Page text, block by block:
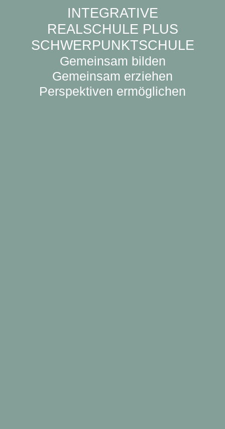
INTEGRATIVE
REALSCHULE PLUS
SCHWERPUNKTSCHULE
Gemeinsam bilden
Gemeinsam erziehen
Perspektiven ermöglichen